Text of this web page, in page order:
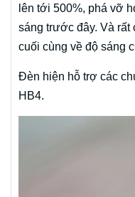
lên tới 500%, phá vỡ
sáng trước đây. Và rất
cuối cùng về độ sáng
Đèn hiện hỗ trợ các
HB4.